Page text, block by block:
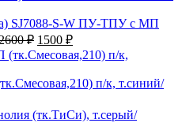
SJ7088-S-W ПУ-ТПУ с МП
₽ Первоначальная
цена
составляла
2600 ₽.
1500 ₽Текущая
цена:
п/к, т.синий/